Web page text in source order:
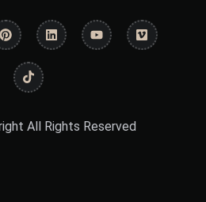
All Rights Reserved